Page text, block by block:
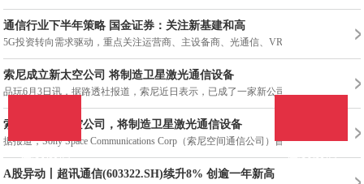
通信行业下半年策略 国金证券：关注新基建和高
5G投资转向需求驱动，重点关注运营商、主设备商、光通信、VR等细分
索尼成立新太空公司 将制造卫星激光通信设备
品玩6月3日讯，据路透社报道，索尼近日表示，已成了一家新公司
索尼成立新太空公司，将制造卫星激光通信设备
据报道，Sony Space Communications Corp（索尼空间通信公司）旨在利用激光
A股异动丨超讯通信(603322.SH)续升8% 创逾一年新高